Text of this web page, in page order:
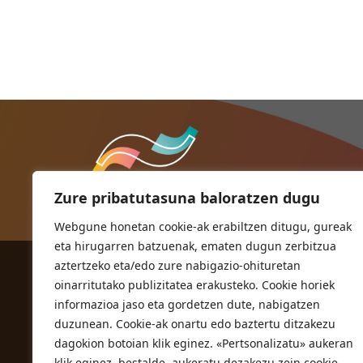
Zure pribatutasuna baloratzen dugu
Webgune honetan cookie-ak erabiltzen ditugu, gureak
eta hirugarren batzuenak, ematen dugun zerbitzua
aztertzeko eta/edo zure nabigazio-ohituretan
oinarritutako publizitatea erakusteko. Cookie horiek
informazioa jaso eta gordetzen dute, nabigatzen
duzunean. Cookie-ak onartu edo baztertu ditzakezu
dagokion botoian klik eginez. «Pertsonalizatu» aukeran
ORIOKO UDALA
Herriko plaza,1
20810 Orio (Gipuzkoa)
T. 943 83 03 46